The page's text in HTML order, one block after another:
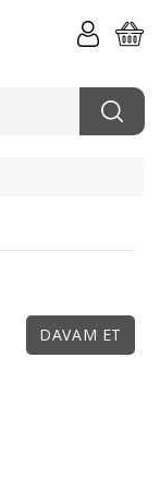
DAVAM ET